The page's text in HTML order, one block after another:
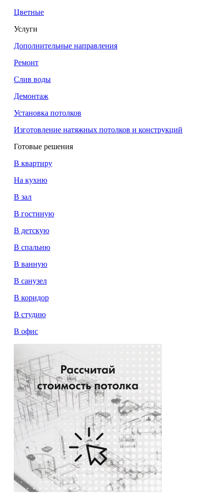
Цветные
Услуги
Дополнительные направления
Ремонт
Слив воды
Демонтаж
Установка потолков
Изготовление натяжных потолков и конструкций
Готовые решения
В квартиру
На кухню
В зал
В гостиную
В детскую
В спальню
В ванную
В санузел
В коридор
В студию
В офис